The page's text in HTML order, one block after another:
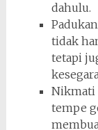
dahulu.
tidak
tetapi
Nikmati
tempe